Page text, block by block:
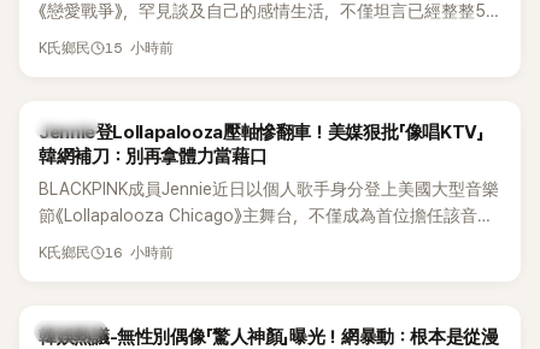
《戀愛戰爭》，罕見談及自己的感情生活，不僅坦言已經整整5
年沒有談戀愛，更首度透露空窗至今的原因，全與上一段戀情
K氏鄉民 15 小時前
K-POP
Jennie登Lollapalooza壓軸慘翻車！美媒狠批「像唱KTV」
韓網補刀：別再拿體力當藉口
BLACKPINK成員Jennie近日以個人歌手身分登上美國大型音樂
節《Lollapalooza Chicago》主舞台，不僅成為首位擔任該音樂
節Headliner（壓軸主秀）的K-POP女SOLO歌手，寫下全新紀
形容整場演出「就像一場豪華KTV」。
K氏鄉民 16 小時前
熱議討論
韓娛熱議-無性別偶像「驚人神顏」曝光！網暴動：根本是從漫